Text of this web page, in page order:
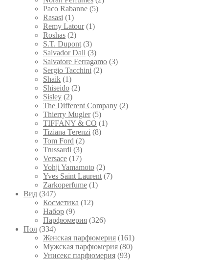
Paco Rabanne (5)
Rasasi (1)
Remy Latour (1)
Roshas (2)
S.T. Dupont (3)
Salvador Dali (3)
Salvatore Ferragamo (3)
Sergio Tacchini (2)
Shaik (1)
Shiseido (2)
Sisley (2)
The Different Company (2)
Thierry Mugler (5)
TIFFANY & CO (1)
Tiziana Terenzi (8)
Tom Ford (2)
Trussardi (3)
Versace (17)
Yohji Yamamoto (2)
Yves Saint Laurent (7)
Zarkoperfume (1)
Вид (347)
Косметика (12)
Набор (9)
Парфюмерия (326)
Пол (334)
Женская парфюмерия (161)
Мужская парфюмерия (80)
Унисекс парфюмерия (93)